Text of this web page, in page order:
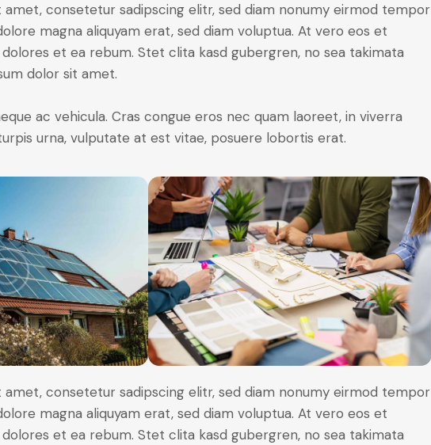
amet, consetetur sadipscing elitr, sed diam nonumy eirmod tempor
magna aliquyam erat, sed diam voluptua. At vero eos et
et ea rebum. Stet clita kasd gubergren, no sea takimata
dolor sit amet.
ac vehicula. Cras congue eros nec quam laoreet, in viverra
urna, vulputate at est vitae, posuere lobortis erat.
amet, consetetur sadipscing elitr, sed diam nonumy eirmod tempor
magna aliquyam erat, sed diam voluptua. At vero eos et
et ea rebum. Stet clita kasd gubergren, no sea takimata